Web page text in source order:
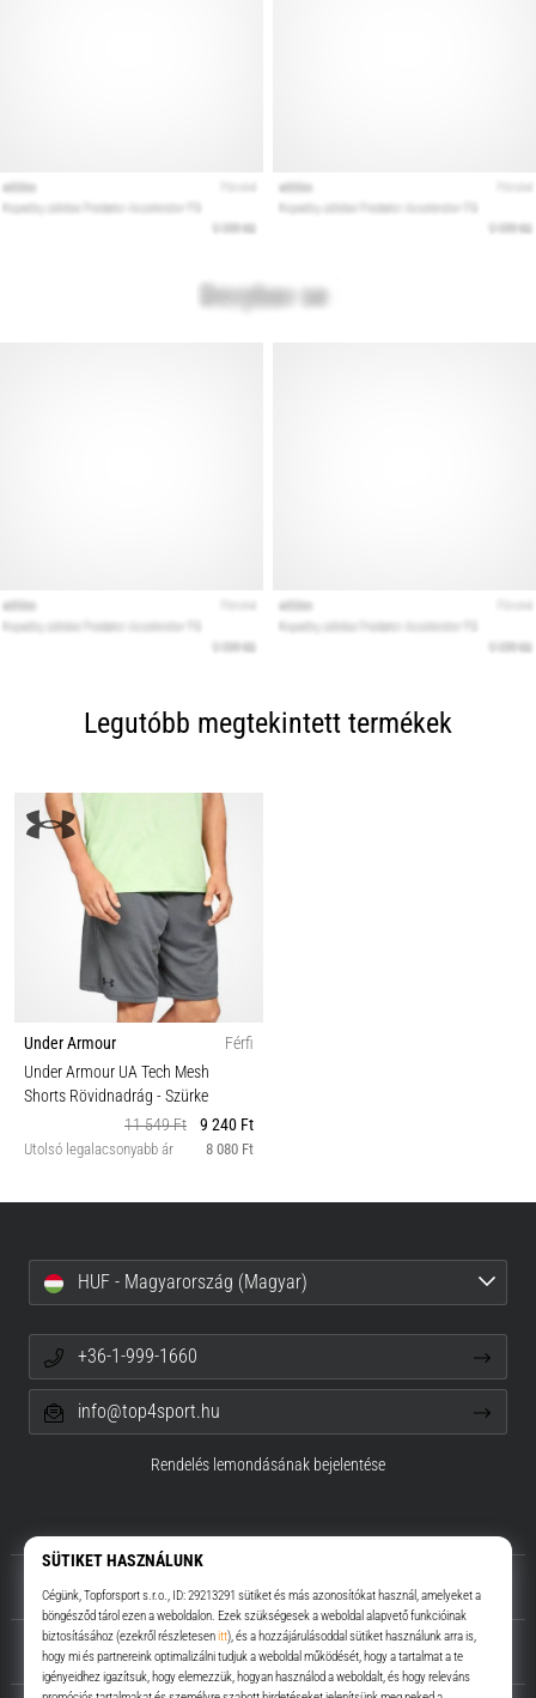
Legutóbb megtekintett termékek
Under Armour
Férfi
Under Armour UA Tech Mesh
Shorts Rövidnadrág - Szürke
11 549 Ft
9 240 Ft
Utolsó legalacsonyabb ár 8 080 Ft
Rólunk
Ügyfélszolgálat
HUF - Magyarország (Magyar)
+36-1-999-1660
info@top4sport.hu
Rendelés lemondásának bejelentése